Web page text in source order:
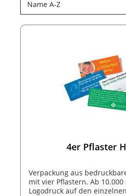
4er Pflaster
Verpackung aus
mit vier Pflastern. Ab 10.000
Logodruck auf den